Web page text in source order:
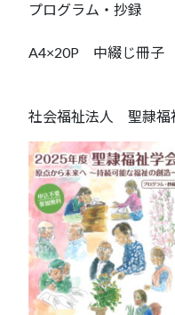
プログラム・抄録
A4×20P 中綴じ冊子
社会福祉法人 聖隷福